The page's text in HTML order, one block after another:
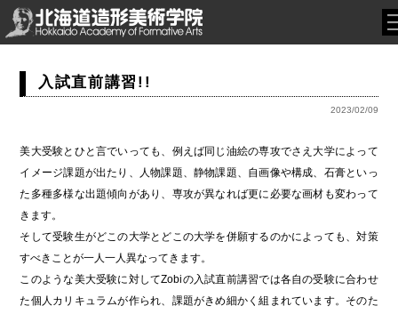
入試直前講習!!
2023/02/09
美大受験とひと言でいっても、例えば同じ油絵の専攻でさえ大学によって
イメージ課題が出たり、人物課題、静物課題、自画像や構成、石膏といっ
た多種多様な出題傾向があり、専攻が異なれば更に必要な画材も変わって
きます。
そして受験生がどこの大学とどこの大学を併願するのかによっても、対策
すべきことが一人一人異なってきます。
このような美大受験に対してZobiの入試直前講習では各自の受験に合わせ
た個人カリキュラムが作られ、課題がきめ細かく組まれています。そのた